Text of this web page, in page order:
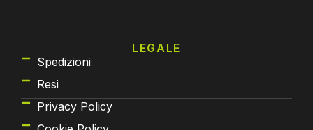
LEGALE
Spedizioni
Resi
Privacy Policy